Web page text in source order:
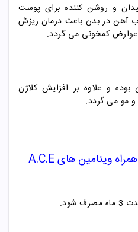
و روشن کننده برای پوست
آهن در بدن باعث درمان ریزش
عوارض کمخونی می گردد.
بوده و علاوه بر افزایش کلاژن
مو می گردد.
قرص کلاژن به همراه ویتامین های A.C.E